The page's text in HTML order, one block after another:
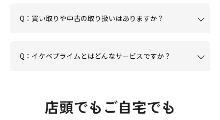
Q：買い取りや中古の取り扱いはありますか？
Q：イケベプライムとはどんなサービスですか？